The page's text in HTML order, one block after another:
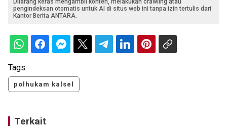
Dilarang keras mengambil konten, melakukan crawling atau
pengindeksan otomatis untuk AI di situs web ini tanpa izin tertulis dari
Kantor Berita ANTARA.
Tags:
polhukam kalsel
Terkait